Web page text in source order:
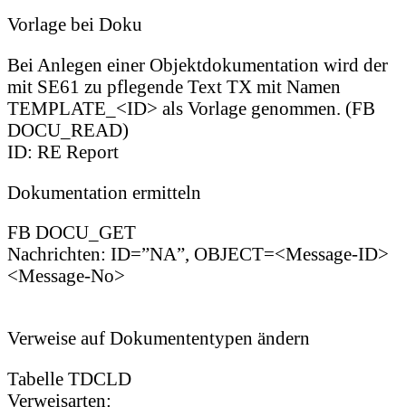
Vorlage bei Doku
Bei Anlegen einer Objektdokumentation wird der
mit SE61 zu pflegende Text TX mit Namen
TEMPLATE_<ID> als Vorlage genommen. (FB
DOCU_READ)
ID: RE Report
Dokumentation ermitteln
FB DOCU_GET
Nachrichten: ID=”NA”, OBJECT=<Message-ID>
<Message-No>
Verweise auf Dokumententypen ändern
Tabelle TDCLD
Verweisarten: